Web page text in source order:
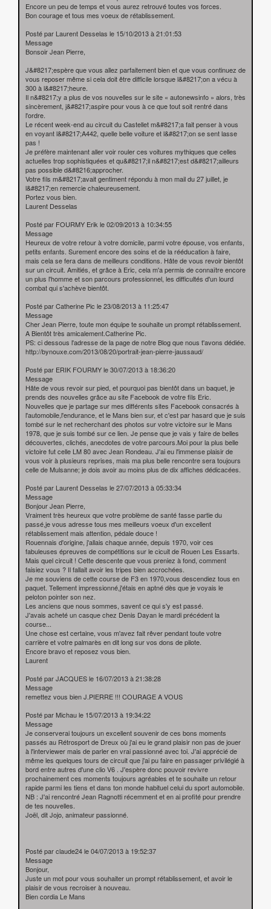
Encore un peu de temps et vous aurez retrouvé toutes vos forces.
Bon courage et tous mes voeux de rétablissement.
Posté par Laurent Desselas le 15/10/2013 à 21:01:53
Message
Bonsoir Jean Pierre,
J&#8217;espère que vous allez parfaitement bien et que vous continuez de
vous reposer même si cela doit être difficile lorsque l&#8217;on a vécu à
300 à l&#8217;heure.
Il n&#8217;y a plus de vos nouvelles sur le site « autonewsinfo » alors, très
sincèrement, j&#8217;aspire pour vous à ce que tout soit rentré dans
l'ordre.
Le récent week-end au circuit du Castellet m&#8217;a fait penser à vous
en voyant l&#8217;A442, quelle belle voiture et l&#8217;on se sent lasse
pas !
Je préfère maintenant aller voir rouler ces voitures mythiques que celles
actuelles trop sophistiquées et qu&#8217;il n&#8217;est d&#8217;ailleurs
pas possible d&#8216;approcher.
Votre fils m&#8217;avait gentiment répondu à mon mail du 27 juillet, je
l&#8217;en remercie chaleureusement.
Portez vous bien.
Laurent Desselas
Posté par FOURMY Erik le 02/09/2013 à 10:34:55
Message
Heureux de votre retour à votre domicile, parmi votre épouse, vos enfants,
petits enfants. Surement encore des soins et de la rééducation à faire,
mais cela se fera dans de meilleurs conditions. Hâte de vous revoir bientôt
sur un circuit. Amitiés, et grâce à Eric, cela m'a permis de connaître encore
un plus l'homme et son parcours professionnel, les difficultés d'un lourd
combat qui s'achève bientôt.
Posté par Catherine Pic le 23/08/2013 à 11:25:47
Message
Cher Jean Pierre, toute mon équipe te souhaite un prompt rétablissement.
A Bientôt très amicalement.Catherine Pic.
PS: ci dessous l'adresse de la page de notre Blog que nous t'avons dédiée.
http://bynouxe.com/2013/08/20/portrait-jean-pierre-jaussaud/
Posté par ERIK FOURMY le 30/07/2013 à 18:36:20
Message
Hâte de vous revoir sur pied, et pourquoi pas bientôt dans un baquet, je
prends des nouvelles grâce au site Facebook de votre fils Eric.
Nouvelles que je partage sur mes différents sites Facebook consacrés à
l'automobile,l'endurance, et le Mans bien sur, et c'est par hasard que je suis
tombé sur le net recherchant des photos sur votre victoire sur le Mans
1978, que je suis tombé sur ce lien. Je pense que je vais y faire de belles
découvertes, clichés, anecdotes de votre parcours.Moi pour la plus belle
victoire fut celle LM 80 avec Jean Rondeau. J'ai eu l'immense plaisir de
vous voir à plusieurs reprises, mais ma plus belle rencontre sera toujours
celle de Mulsanne; je dois avoir au moins plus de dix affiches dédicacées.
Posté par Laurent Desselas le 27/07/2013 à 05:33:34
Message
Bonjour Jean Pierre,
Vraiment très heureux que votre problème de santé fasse partie du
passé,je vous adresse tous mes meilleurs voeux d'un excellent
rétablissement mais attention, pédale douce !
Rouennais d'origine, j'allais chaque année, depuis 1970, voir ces
fabuleuses épreuves de compétitions sur le cicuit de Rouen Les Essarts.
Mais quel circuit ! Cette descente que vous preniez à fond, comment
faisiez vous ? Il fallait avoir les tripes bien accrochées.
Je me souviens de cette course de F3 en 1970,vous descendiez tous en
paquet. Tellement impressionné,j'étais en aptné dès que je voyais le
peloton pointer son nez.
Les anciens que nous sommes, savent ce qui s'y est passé.
J'avais acheté un casque chez Denis Dayan le mardi précédent la
course...
Une chose est certaine, vous m'avez fait rêver pendant toute votre
carrière et votre palmarès en dit long sur vos dons de pilote.
Encore bravo et reposez vous bien.
Laurent
Posté par JACQUES le 16/07/2013 à 21:38:28
Message
remettez vous bien J.PIERRE !!! COURAGE A VOUS
Posté par Michau le 15/07/2013 à 19:34:22
Message
Je conserverai toujours un excellent souvenir de ces bons moments
passés au Rétrosport de Dreux où j'ai eu le grand plaisir non pas de jouer
à l'interviewer mais de parler en vrai passionné avec toi. J'ai apprécié de
même les quelques tours de circuit que j'ai pu faire en passager privilégié à
bord entre autres d'une clio V6 . J'espère donc pouvoir revivre
prochainement ces moments toujours agréables et te souhaite un retour
rapide parmi les tiens et dans ton monde habituel celui du sport automobile.
NB : J'ai rencontré Jean Ragnotti récemment et en ai profité pour prendre
de tes nouvelles.
Joël, dit Jojo, animateur passionné.
Posté par claude24 le 04/07/2013 à 19:52:37
Message
Bonjour,
Juste un mot pour vous souhaiter un prompt rétablissement, et avoir le
plaisir de vous recroiser à nouveau.
Bien cordia Le Mans